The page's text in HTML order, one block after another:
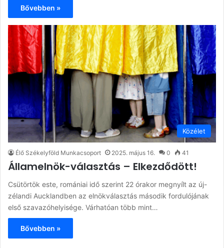
Bővebben »
Közélet
Élő Székelyföld Munkacsoport 2025. május 16. 0 41
Államelnök-választás – Elkezdődött!
Csütörtök este, romániai idő szerint 22 órakor megnyílt az új-
zélandi Aucklandben az elnökválasztás második fordulójának
első szavazóhelyisége. Várhatóan több mint…
Bővebben »